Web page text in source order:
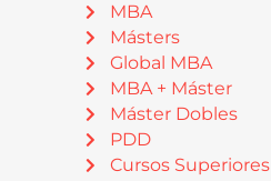
MBA
Másters
Global MBA
MBA + Máster
Máster Dobles
PDD
Cursos Superiores